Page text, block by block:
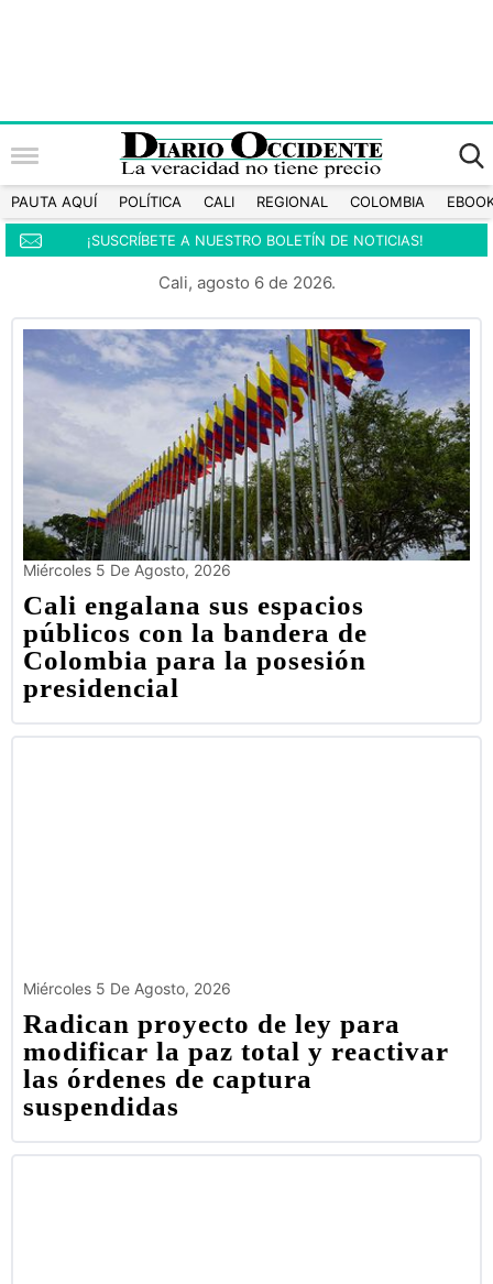
PAUTA AQUÍ POLÍTICA CALI REGIONAL COLOMBIA
¡SUSCRÍBETE A NUESTRO BOLETÍN DE NOTICIAS!
Cali, agosto 6 de 2026.
Miércoles 5 De Agosto, 2026
Cali engalana sus espacios
públicos con la bandera de
Colombia para la posesión
presidencial
Miércoles 5 De Agosto, 2026
Radican proyecto de ley para
modificar la paz total y reactivar
las órdenes de captura
suspendidas